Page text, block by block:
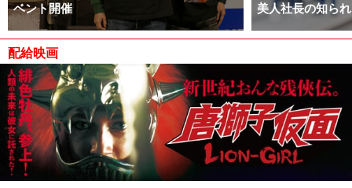
ベント開催
美人社長の知ら
配給映画